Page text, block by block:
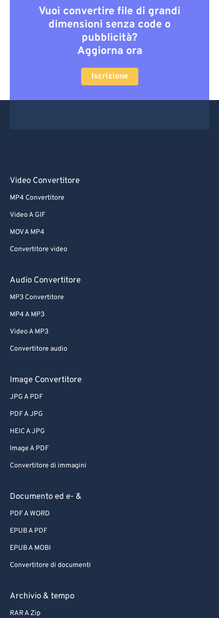
Vuoi convertire file di grandi
dimensioni senza code o
pubblicità?
Aggiorna ora
Iscrizione
Video Convertitore
MP4 Convertitore
Video A GIF
MOV A MP4
Convertitore video
Audio Convertitore
MP3 Convertitore
MP4 A MP3
Video A MP3
Convertitore audio
Image Convertitore
JPG A PDF
PDF A JPG
HEIC A JPG
Image A PDF
Convertitore di immagini
Documento ed e- &
PDF A WORD
EPUB A PDF
EPUB A MOBI
Convertitore di documenti
Archivio & tempo
RAR A Zip